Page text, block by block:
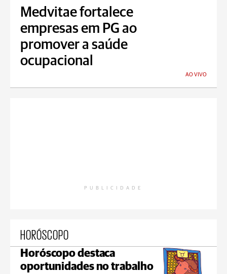
Medvitae fortalece
empresas em PG ao
promover a saúde
ocupacional
AO VIVO
PUBLICIDADE
HORÓSCOPO
Horóscopo destaca
oportunidades no trabalho